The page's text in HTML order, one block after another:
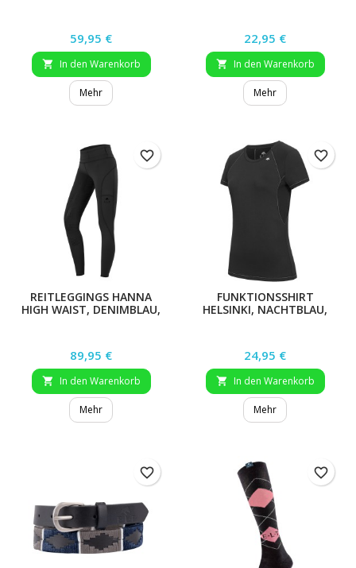
Preis
59,95 €
 In den Warenkorb
Mehr
Preis
22,95 €
 In den Warenkorb
Mehr
REITLEGGINGS HANNA
HIGH WAIST, DENIMBLAU,
Preis
89,95 €
 In den Warenkorb
Mehr
favorite_border
FUNKTIONSSHIRT
HELSINKI, NACHTBLAU,
Preis
24,95 €
 In den Warenkorb
Mehr
favorite_border
favorite_border favorite_border